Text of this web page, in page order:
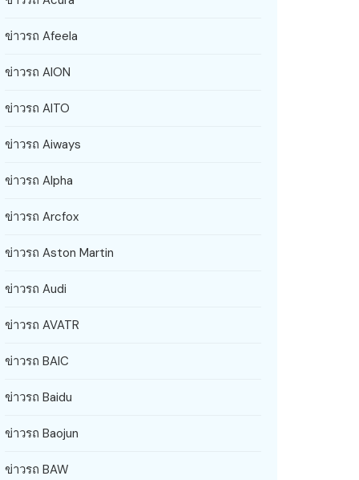
ข่าวรถ Afeela
ข่าวรถ AION
ข่าวรถ AITO
ข่าวรถ Aiways
ข่าวรถ Alpha
ข่าวรถ Arcfox
ข่าวรถ Aston Martin
ข่าวรถ Audi
ข่าวรถ AVATR
ข่าวรถ BAIC
ข่าวรถ Baidu
ข่าวรถ Baojun
ข่าวรถ BAW